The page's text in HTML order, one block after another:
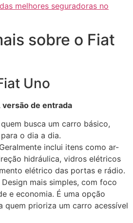
melhores seguradoras no
sobre o Fiat
Uno
versão de entrada
busca um carro básico,
o dia a dia.
Geralmente inclui itens como ar-
hidráulica, vidros elétricos
elétrico das portas e rádio.
Design mais simples, com foco
e economia. É uma opção
quem prioriza um carro acessível